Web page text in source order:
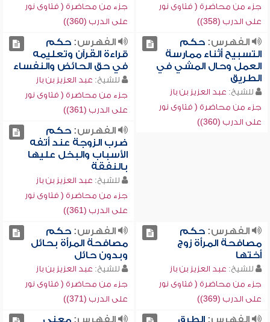
جزء من محاضرة ( فتاوى نور
على الدرب (358))
جزء من محاضرة ( فتاوى نور
على الدرب (360))
الفهرس:حكم
التسبيح أثناء ممارسة
العمل وحال المشي في
الطريق
للشيخ: عبد العزيز بن باز
جزء من محاضرة ( فتاوى نور
على الدرب (360))
الفهرس:حكم
قراءة القرآن وتعليمه
في حق الحائض والنفساء
للشيخ: عبد العزيز بن باز
جزء من محاضرة ( فتاوى نور
على الدرب (361))
الفهرس:حكم
ضرب الزوجة عند أتفه
الأسباب والبخل عليها
بالنفقة
للشيخ: عبد العزيز بن باز
جزء من محاضرة ( فتاوى نور
على الدرب (361))
الفهرس:حكم
مصافحة المرأة زوج
أختها
للشيخ: عبد العزيز بن باز
جزء من محاضرة ( فتاوى نور
على الدرب (369))
الفهرس:حكم
مصافحة المرأة بحائل
وبدون حائل
للشيخ: عبد العزيز بن باز
جزء من محاضرة ( فتاوى نور
على الدرب (371))
الفهرس:الطرق
الفهرس:معنى